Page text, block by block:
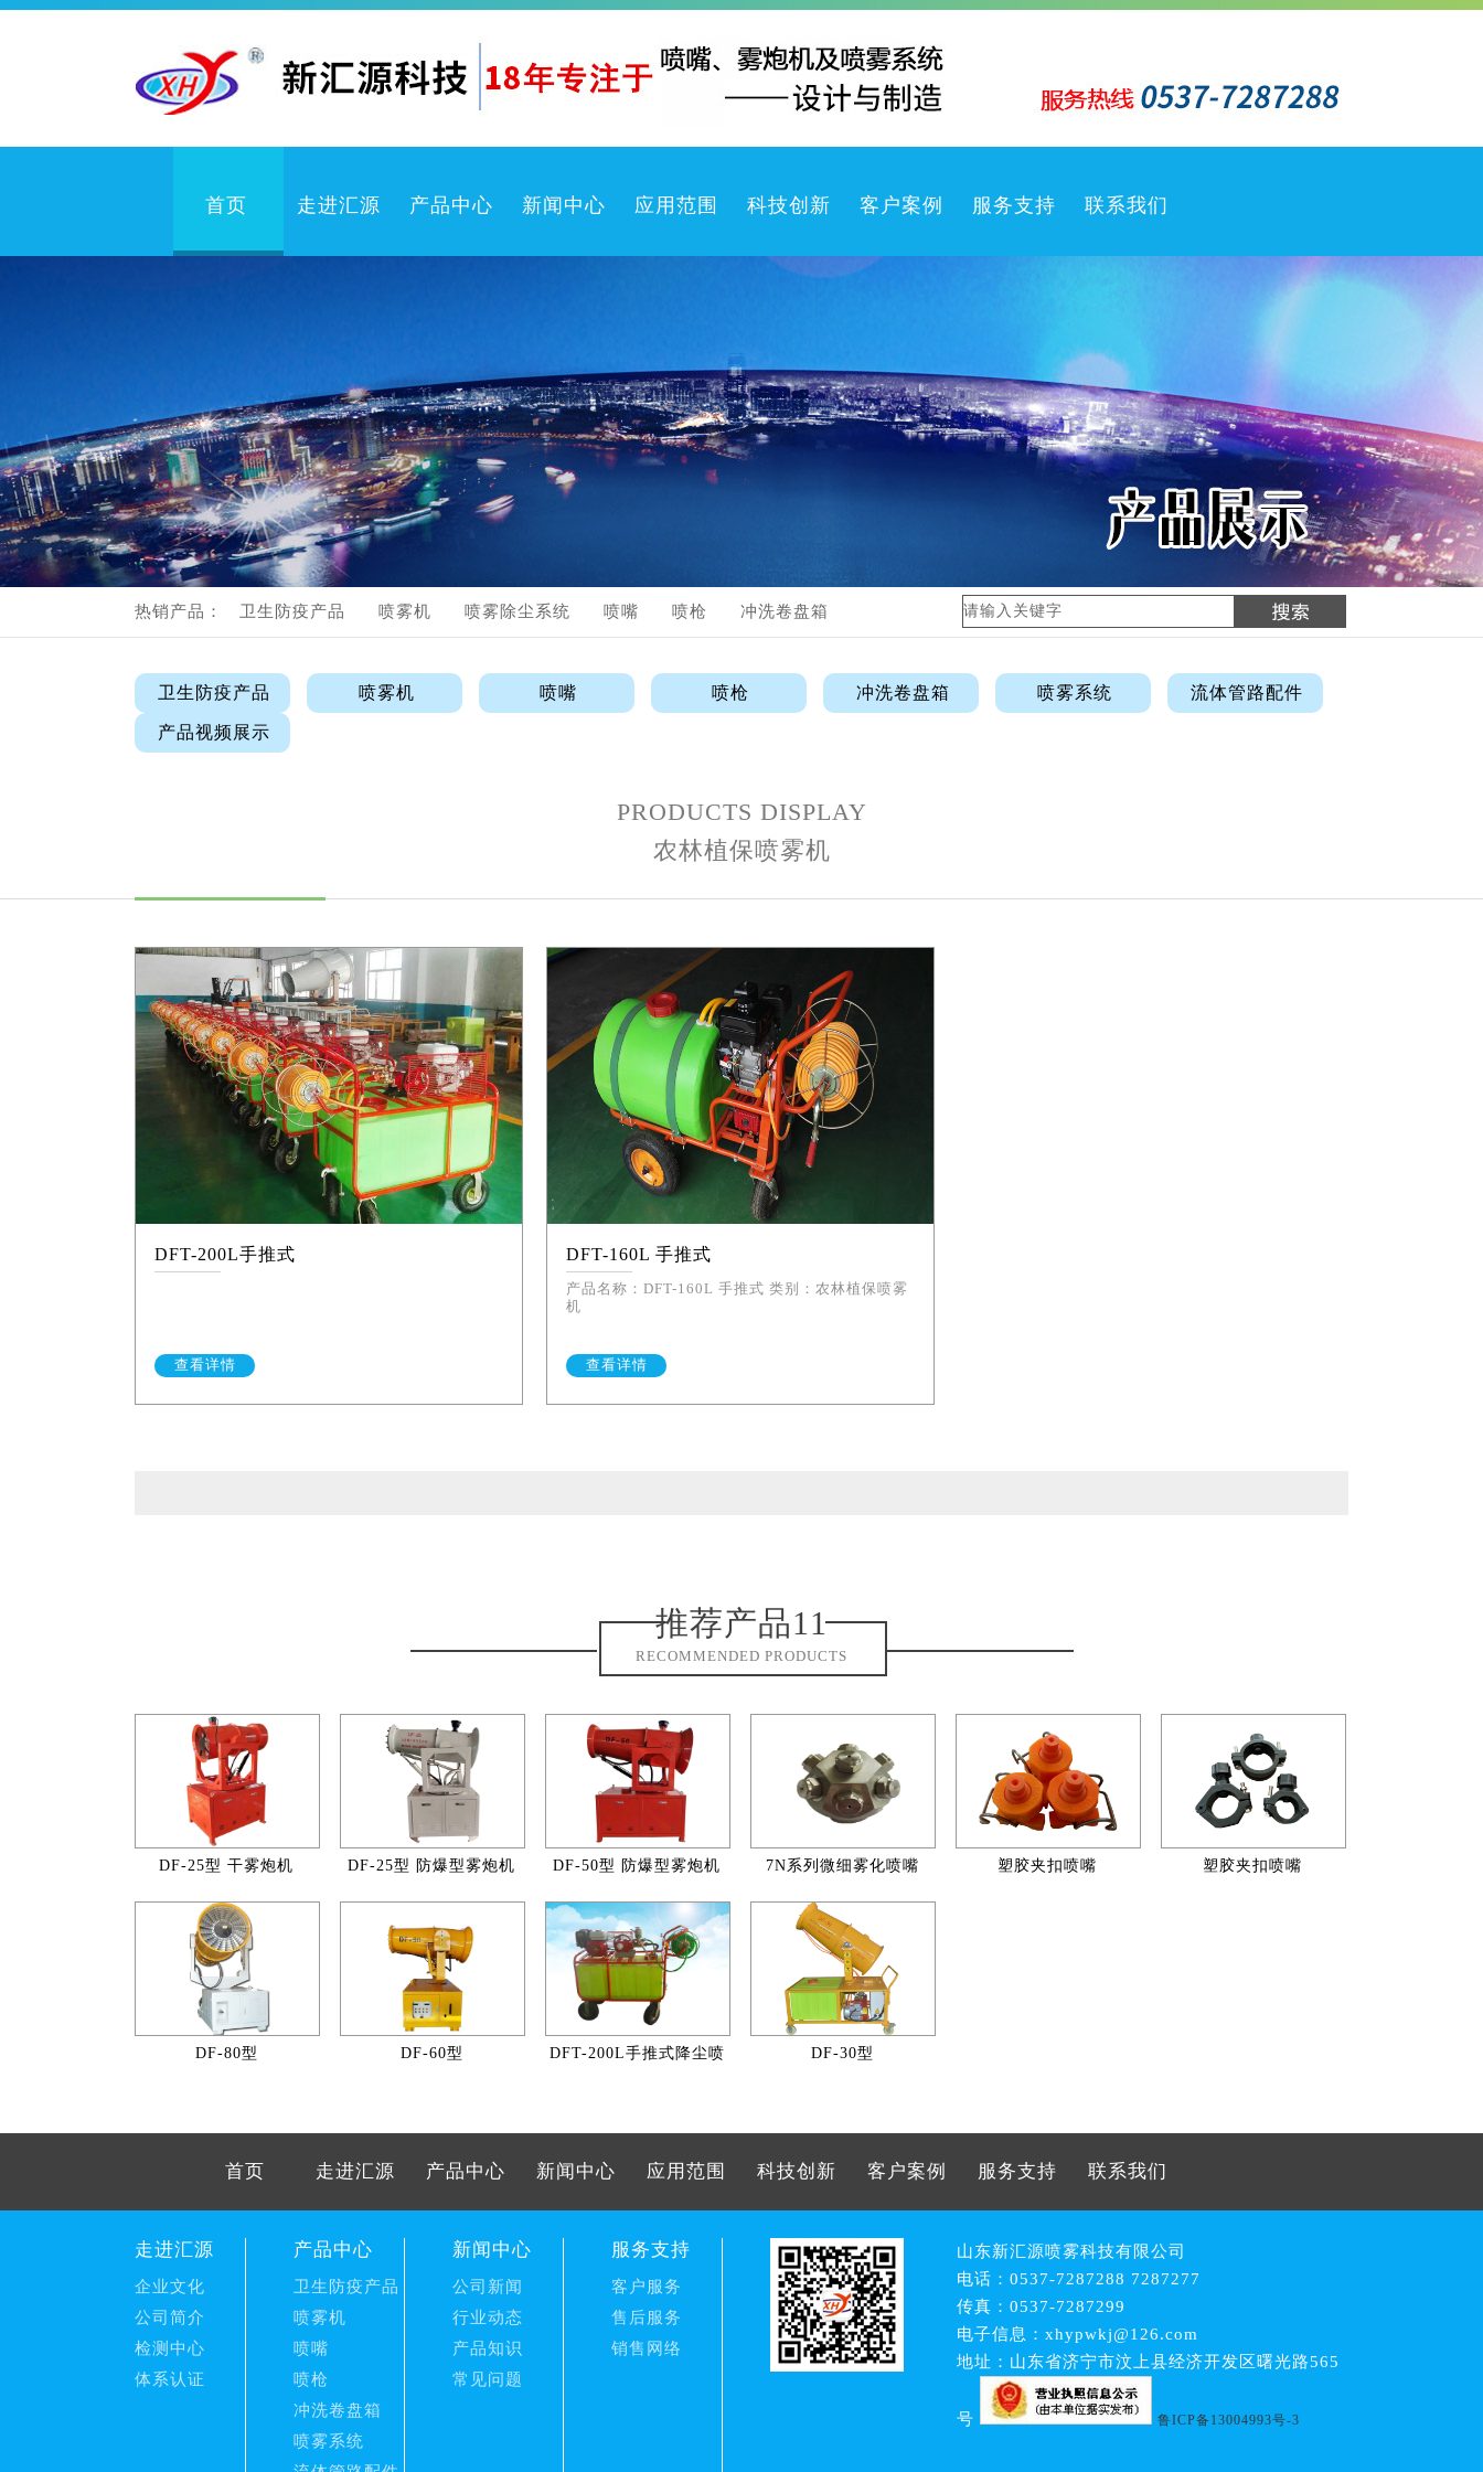
首页 走进汇源
体系认证
产品中心
喷枪
冲洗卷盘箱
喷雾系统
流体管路配件
新闻中心
常见问题
应用范围 科技创新 客户案例 服务支持
销售网络
联系我们
热销产品： 卫生防疫产品 喷雾机 喷雾除尘系统 喷嘴 喷枪 冲洗卷盘箱
卫生防疫产品 喷雾机 喷嘴 喷枪 冲洗卷盘箱 喷雾系统 流体管路配件
产品视频展示
PRODUCTS DISPLAY
农林植保喷雾机
DFT-200L手推式
查看详情
DFT-160L 手推式
产品名称：DFT-160L 手推式 类别：农林植保喷雾
机
查看详情
推荐产品11
RECOMMENDED PRODUCTS
DF-25型 干雾炮机 DF-25型 防爆型雾炮机 DF-50型 防爆型雾炮机 7N系列微细雾化喷嘴 塑胶夹扣喷嘴 塑胶夹扣喷嘴
DF-80型 DF-60型 DFT-200L手推式降尘喷 DF-30型
首页 走进汇源 产品中心 新闻中心 应用范围 科技创新 客户案例 服务支持 联系我们
走进汇源
企业文化
公司简介
检测中心
体系认证
产品中心
卫生防疫产品
喷雾机
喷嘴
喷枪
冲洗卷盘箱
喷雾系统
新闻中心
公司新闻
行业动态
产品知识
常见问题
服务支持
客户服务
售后服务
销售网络
山东新汇源喷雾科技有限公司
电话：0537-7287288 7287277
传真：0537-7287299
电子信息：xhypwkj@126.com
地址：山东省济宁市汶上县经济开发区曙光路565
号 鲁ICP备13004993号-3